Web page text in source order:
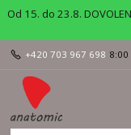
Od 15. do 23.8.
+420 703 967 698 8:00